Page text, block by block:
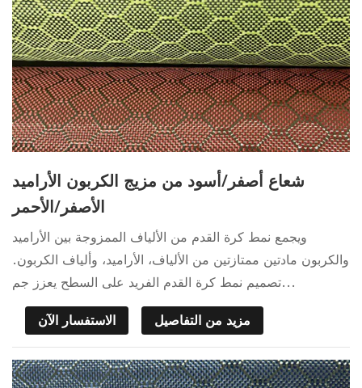
شعاع أصفر/أسود من مزيج الكربون الأراميد
الأصفر/الأحمر
ويجمع نمط كرة القدم من الألياف الممزوجة بين الأراميد
والكربون مادتين ممتازتين من الألياف، الأراميد، وألياف الكربون.
تصميم نمط كرة القدم الفريد على السطح يعزز جم...
الاستفسار الآن مزيد من التفاصيل